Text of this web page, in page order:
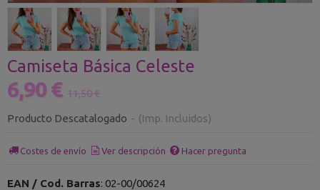
Camiseta Básica Celeste
6,90 € 11,50 €
Producto Descatalogado - (Imp. Incluidos)
Costes de envío Ver descripción Hacer pregunta
EAN / Cod. Barras: 02-00/00624